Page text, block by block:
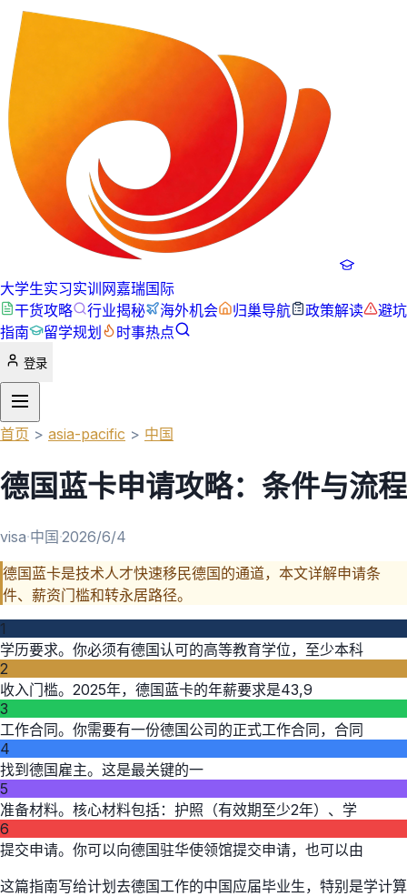
大学生实习实训网嘉瑞国际
干货攻略
行业揭秘 海外机会 归巢导航 政策解读
避坑
指南
留学规划 时事热点
登录
首页 > asia-pacific > 中国
德国蓝卡申请攻略：条件与流程
visa·中国·2026/6/4
德国蓝卡是技术人才快速移民德国的通道，本文详解申请条
件、薪资门槛和转永居路径。
1
学历要求。你必须有德国认可的高等教育学位，至少本科
2
收入门槛。2025年，德国蓝卡的年薪要求是43,9
3
工作合同。你需要有一份德国公司的正式工作合同，合同
4
找到德国雇主。这是最关键的一
5
准备材料。核心材料包括：护照（有效期至少2年）、学
6
提交申请。你可以向德国驻华使领馆提交申请，也可以由
这篇指南写给计划去德国工作的中国应届毕业生，特别是学计算